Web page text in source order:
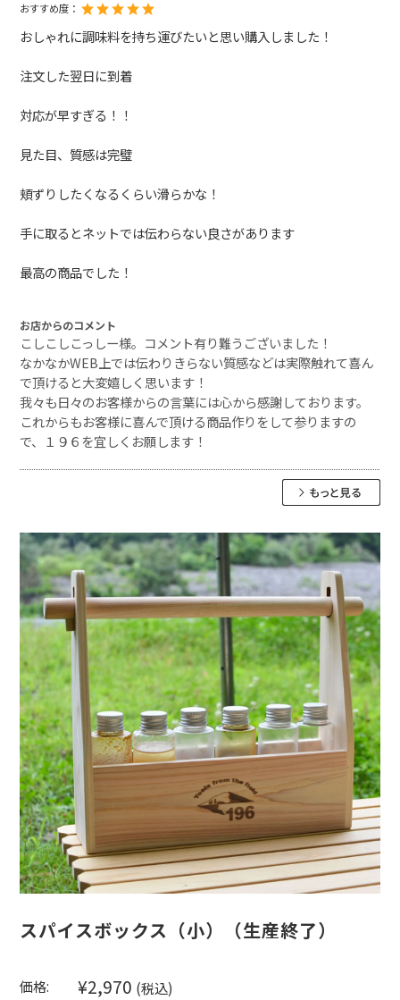
おすすめ度：
おしゃれに調味料を持ち運びたいと思い購入しました！
注文した翌日に到着
対応が早すぎる！！
見た目、質感は完璧
頬ずりしたくなるくらい滑らかな！
手に取るとネットでは伝わらない良さがあります
最高の商品でした！
お店からのコメント
こしこしこっしー様。コメント有り難うございました！
なかなかWEB上では伝わりきらない質感などは実際触れて喜ん
で頂けると大変嬉しく思います！
我々も日々のお客様からの言葉には心から感謝しております。
これからもお客様に喜んで頂ける商品作りをして参りますの
で、１９６を宜しくお願します！
スパイスボックス（小）（生産終了）
価格: ¥2,970 (税込)